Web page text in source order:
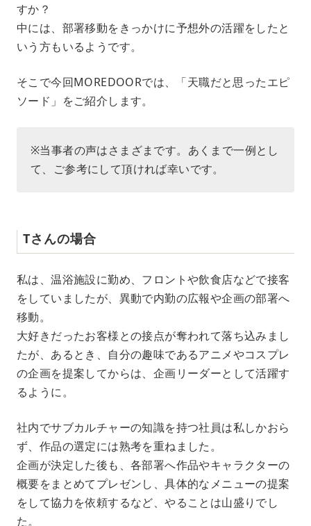
すか？
中には、部署移動をきっかけに予想外の活躍をしたと
いう方もいるようです。
そこで今回MOREDOORでは、「天職だと思ったエピ
ソード」をご紹介します。
※当事者の声はさまざまです。あくまで一例とし
て、ご参考にして頂ければ幸いです。
Tさんの場合
私は、温浴施設に勤め、フロントや飲食店などで接客
をしていましたが、異動で内勤の広報や企画の部署へ
移動。
大好きだったお客様との接点が奪われて落ち込みまし
たが、あるとき、自分の趣味であるアニメやコスプレ
の企画を提案してからは、企画リーダーとして活躍す
るように。
社内でサブカルチャーの知識を持つ社員は私しかおら
ず、作品の選定には熟考を重ねました。
企画が決定した後も、各部署へ作品やキャラクターの
概要をまとめてプレゼンし、具体的なメニューの提案
をして協力を依頼するなど、やることは山盛りでし
た。